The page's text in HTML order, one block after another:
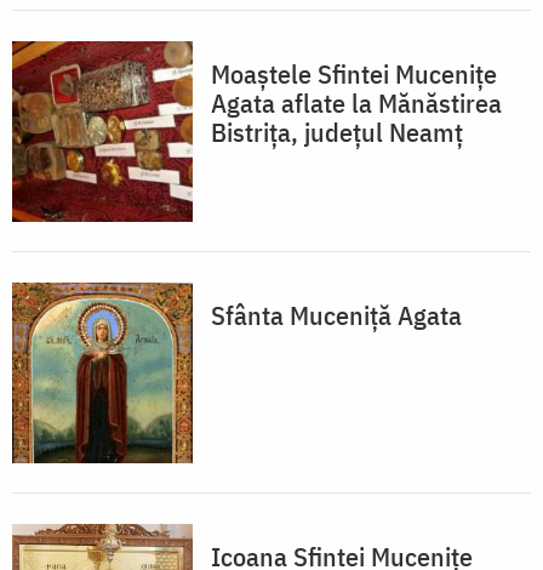
Moaştele Sfintei Muceniţe
Agata aflate la Mănăstirea
Bistriţa, judeţul Neamţ
Sfânta Muceniţă Agata
Icoana Sfintei Mucenițe